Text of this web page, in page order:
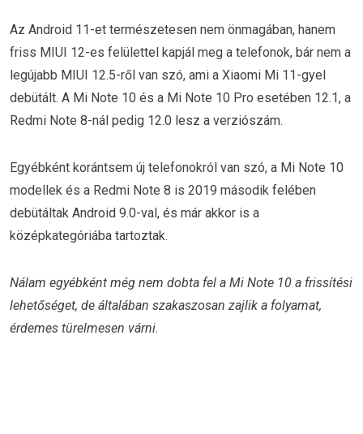
Az Android 11-et természetesen nem önmagában, hanem
friss MIUI 12-es felülettel kapjál meg a telefonok, bár nem a
legújabb MIUI 12.5-ről van szó, ami a Xiaomi Mi 11-gyel
debütált. A Mi Note 10 és a Mi Note 10 Pro esetében 12.1, a
Redmi Note 8-nál pedig 12.0 lesz a verziószám.
Egyébként korántsem új telefonokról van szó, a Mi Note 10
modellek és a Redmi Note 8 is 2019 második felében
debütáltak Android 9.0-val, és már akkor is a
középkategóriába tartoztak.
Nálam egyébként még nem dobta fel a Mi Note 10 a frissítési
lehetőséget, de általában szakaszosan zajlik a folyamat,
érdemes türelmesen várni.